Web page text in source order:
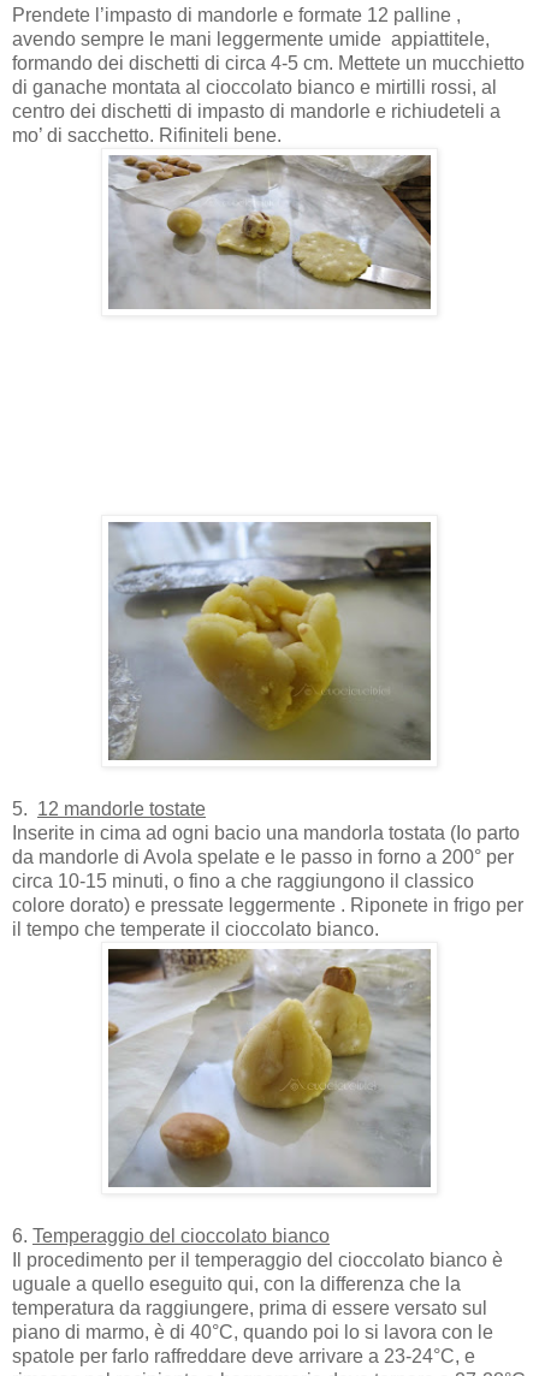
Prendete l’impasto di mandorle e formate 12 palline ,
avendo sempre le mani leggermente umide appiattitele,
formando dei dischetti di circa 4-5 cm. Mettete un mucchietto
di ganache montata al cioccolato bianco e mirtilli rossi, al
centro dei dischetti di impasto di mandorle e richiudeteli a
mo’ di sacchetto. Rifiniteli bene.
5. 12 mandorle tostate
Inserite in cima ad ogni bacio una mandorla tostata (Io parto
da mandorle di Avola spelate e le passo in forno a 200° per
circa 10-15 minuti, o fino a che raggiungono il classico
colore dorato) e pressate leggermente . Riponete in frigo per
il tempo che temperate il cioccolato bianco.
6. Temperaggio del cioccolato bianco
Il procedimento per il temperaggio del cioccolato bianco è
uguale a quello eseguito qui, con la differenza che la
temperatura da raggiungere, prima di essere versato sul
piano di marmo, è di 40°C, quando poi lo si lavora con le
spatole per farlo raffreddare deve arrivare a 23-24°C, e